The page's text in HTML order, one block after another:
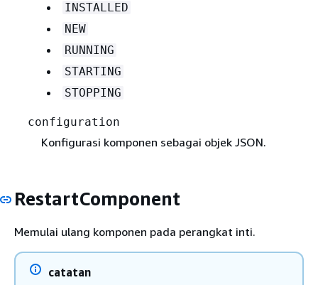
INSTALLED
NEW
RUNNING
STARTING
STOPPING
configuration
Konfigurasi komponen sebagai objek JSON.
RestartComponent
Memulai ulang komponen pada perangkat inti.
catatan